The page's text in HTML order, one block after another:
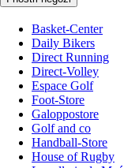
Basket-Center
Daily Bikers
Direct Running
Direct-Volley
Espace Golf
Foot-Store
Galoppostore
Golf and co
Handball-Store
House of Rugby